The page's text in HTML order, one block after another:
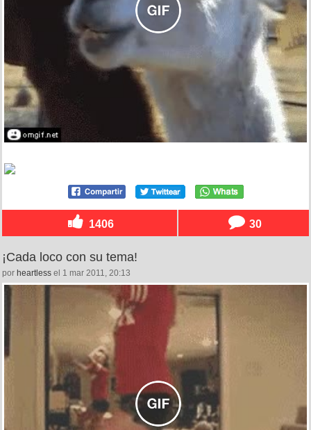
1406 30
¡Cada loco con su tema!
por heartless el 1 mar 2011, 20:13